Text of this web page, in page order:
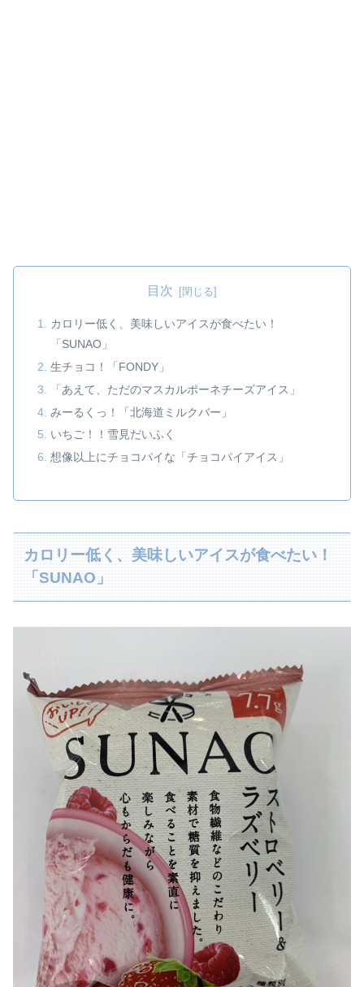
目次
カロリー低く、美味しいアイスが食べたい！
「SUNAO」
生チョコ！「FONDY」
「あえて、ただのマスカルポーネチーズアイス」
みーるくっ！「北海道ミルクバー」
いちご！！雪見だいふく
想像以上にチョコパイな「チョコパイアイス」
カロリー低く、美味しいアイスが食べたい！
「SUNAO」